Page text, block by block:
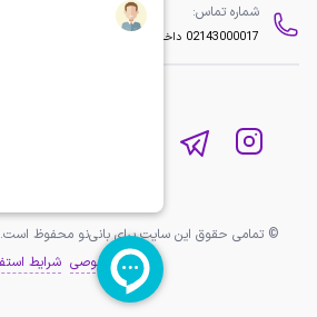
شماره تماس:
02143000017 داخلی 2
© تمامی حقوق این سایت برای بانی‌نو محفوظ است.
حریم خصوصی شرایط